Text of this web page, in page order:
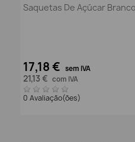
Saquetas De Açúcar
17,18 € sem IVA
21,13 € com IVA
0 Avaliação(ões)